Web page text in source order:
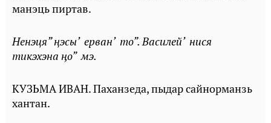
манэць пиртав.
Ненэця” ңэсы’ ерван’ то”. Василей’ нися
тикэхэна ӊо” мэ.
КУЗЬМА ИВАН. Паханзеда, пыдар сайнорманзь
хантан.